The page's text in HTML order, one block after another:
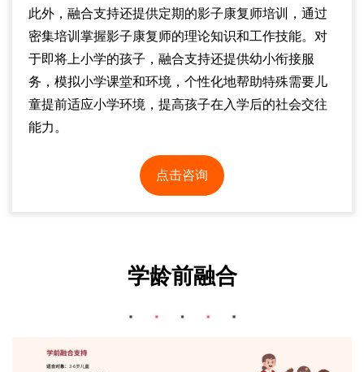
此外，融合支持还提供定期的影子康复师培训，通过
密集培训掌握影子康复师的理论知识和工作技能。对
于即将上小学的孩子，融合支持还提供幼小衔接服
务，模拟小学课堂和环境，个性化地帮助特殊需要儿
童提前适应小学环境，提高孩子在入学后的社会交往
能力。
点击咨询
学龄前融合